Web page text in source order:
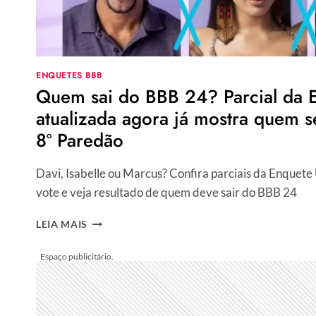
8º
PAREDÃO
ENQUETES BBB
Quem sai do BBB 24? Parcial da
atualizada agora já mostra quem
8º Paredão
Davi, Isabelle ou Marcus? Confira parciais da Enquete
vote e veja resultado de quem deve sair do BBB 24
LEIA MAIS QUEM
BBB
24?
PARCIAL
DA